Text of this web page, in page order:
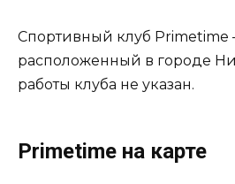
Спортивный клуб Primetime
расположенный в городе
работы клуба не указан.
Primetime на карте